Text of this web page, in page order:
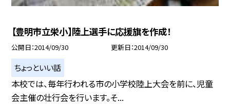
【豊明市立栄小】陸上選手に応援旗を作成！
公開日 2014/09/30 更新日 2014/09/30
ちょっといい話
本校では、毎年行われる市の小学校陸上大会を前に、児童
会主催の壮行会を行います。そ...